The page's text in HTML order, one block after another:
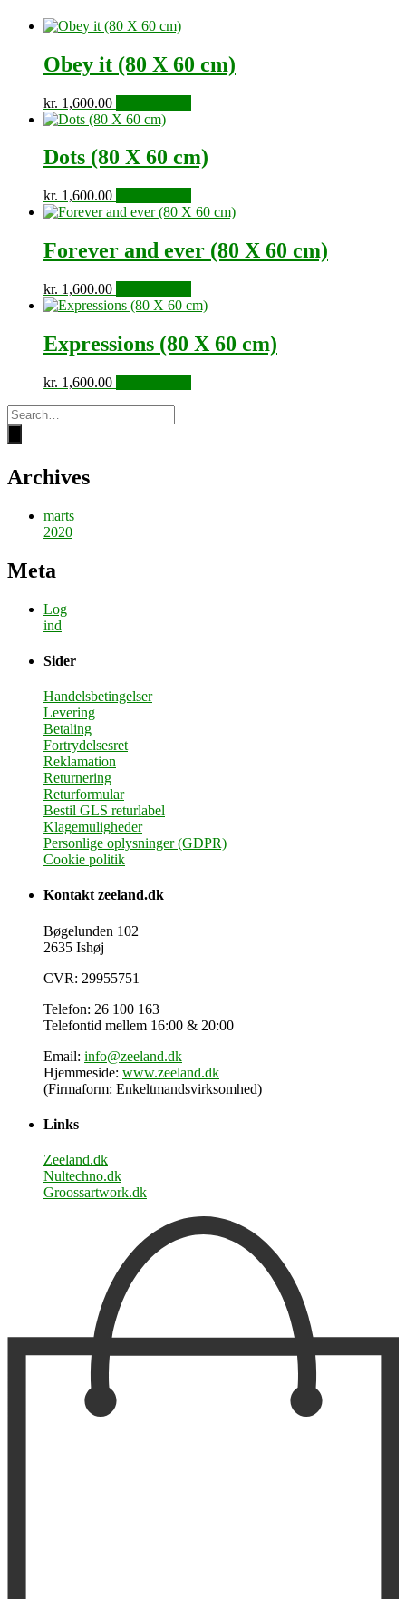
Obey it (80 X 60 cm)
kr. 1,600.00
Dots (80 X 60 cm)
kr. 1,600.00
Forever and ever (80 X 60 cm)
kr. 1,600.00
Expressions (80 X 60 cm)
kr. 1,600.00
Archives
marts
2020
Meta
Log
ind
Sider
Handelsbetingelser
Levering
Betaling
Fortrydelsesret
Reklamation
Returnering
Returformular
Bestil GLS returlabel
Klagemuligheder
Personlige oplysninger (GDPR)
Cookie politik
Kontakt zeeland.dk
Bøgelunden 102
2635 Ishøj
CVR: 29955751
Telefon: 26 100 163
Telefontid mellem 16:00 & 20:00
Email: info@zeeland.dk
Hjemmeside: www.zeeland.dk
(Firmaform: Enkeltmandsvirksomhed)
Links
Zeeland.dk
Nultechno.dk
Groossartwork.dk